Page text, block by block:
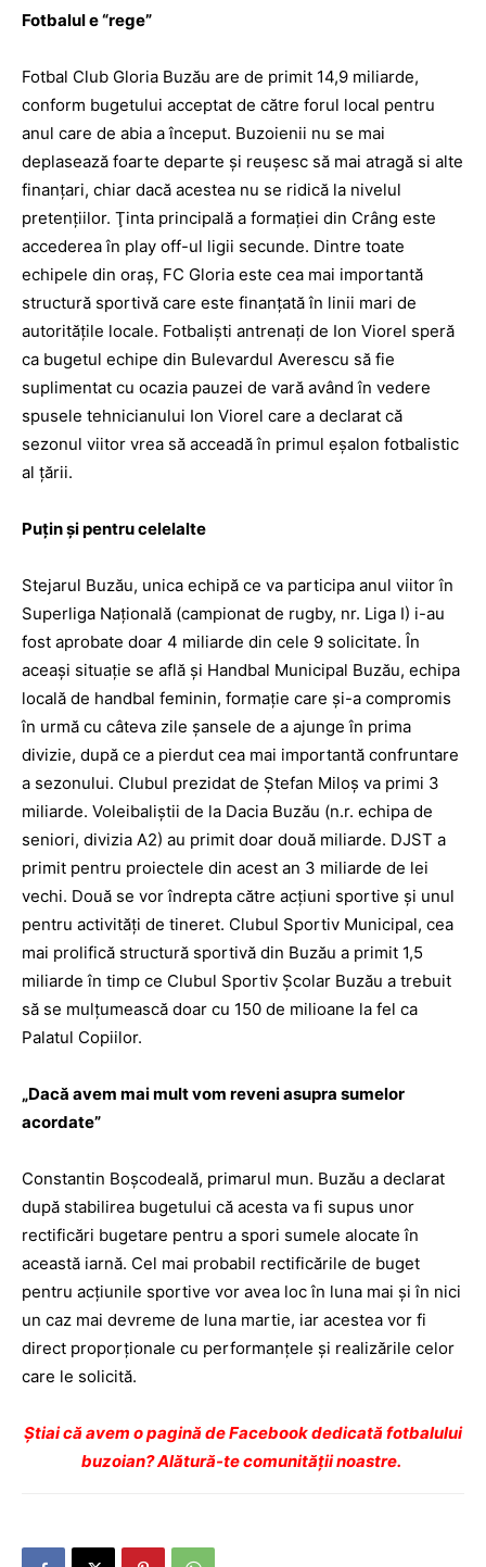
Fotbalul e “rege”
Fotbal Club Gloria Buzău are de primit 14,9 miliarde,
conform bugetului acceptat de către forul local pentru
anul care de abia a început. Buzoienii nu se mai
deplasează foarte departe şi reuşesc să mai atragă si alte
finanţari, chiar dacă acestea nu se ridică la nivelul
pretenţiilor. Ţinta principală a formaţiei din Crâng este
accederea în play off-ul ligii secunde. Dintre toate
echipele din oraş, FC Gloria este cea mai importantă
structură sportivă care este finanţată în linii mari de
autorităţile locale. Fotbalişti antrenaţi de Ion Viorel speră
ca bugetul echipe din Bulevardul Averescu să fie
suplimentat cu ocazia pauzei de vară având în vedere
spusele tehnicianului Ion Viorel care a declarat că
sezonul viitor vrea să acceadă în primul eşalon fotbalistic
al ţării.
Puţin şi pentru celelalte
Stejarul Buzău, unica echipă ce va participa anul viitor în
Superliga Naţională (campionat de rugby, nr. Liga I) i-au
fost aprobate doar 4 miliarde din cele 9 solicitate. În
aceaşi situaţie se află şi Handbal Municipal Buzău, echipa
locală de handbal feminin, formaţie care şi-a compromis
în urmă cu câteva zile şansele de a ajunge în prima
divizie, după ce a pierdut cea mai importantă confruntare
a sezonului. Clubul prezidat de Ştefan Miloş va primi 3
miliarde. Voleibaliştii de la Dacia Buzău (n.r. echipa de
seniori, divizia A2) au primit doar două miliarde. DJST a
primit pentru proiectele din acest an 3 miliarde de lei
vechi. Două se vor îndrepta către acţiuni sportive şi unul
pentru activităţi de tineret. Clubul Sportiv Municipal, cea
mai prolifică structură sportivă din Buzău a primit 1,5
miliarde în timp ce Clubul Sportiv Şcolar Buzău a trebuit
să se mulţumească doar cu 150 de milioane la fel ca
Palatul Copiilor.
„Dacă avem mai mult vom reveni asupra sumelor
acordate”
Constantin Boşcodeală, primarul mun. Buzău a declarat
după stabilirea bugetului că acesta va fi supus unor
rectificări bugetare pentru a spori sumele alocate în
această iarnă. Cel mai probabil rectificările de buget
pentru acţiunile sportive vor avea loc în luna mai şi în nici
un caz mai devreme de luna martie, iar acestea vor fi
direct proporţionale cu performanţele şi realizările celor
care le solicită.
Ştiai că avem o pagină de Facebook dedicată fotbalului
buzoian? Alătură-te comunității noastre.